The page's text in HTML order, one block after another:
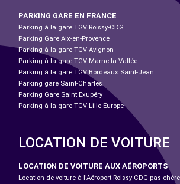
PARKING GARE EN FRANCE
Parking à la gare TGV Roissy-CDG
Parking Gare Aix-en-Provence
Parking à la gare TGV Avignon
Parking à la gare TGV Marne-la-Vallée
Parking à la gare TGV Bordeaux Saint-Jean
Parking gare Saint-Charles
Parking Gare Saint Exupéry
Parking à la gare TGV Lille Europe
LOCATION DE VOITURE
LOCATION DE VOITURE AUX AÉROPORTS
Location de voiture à l'Aéroport Roissy-CDG pas chère